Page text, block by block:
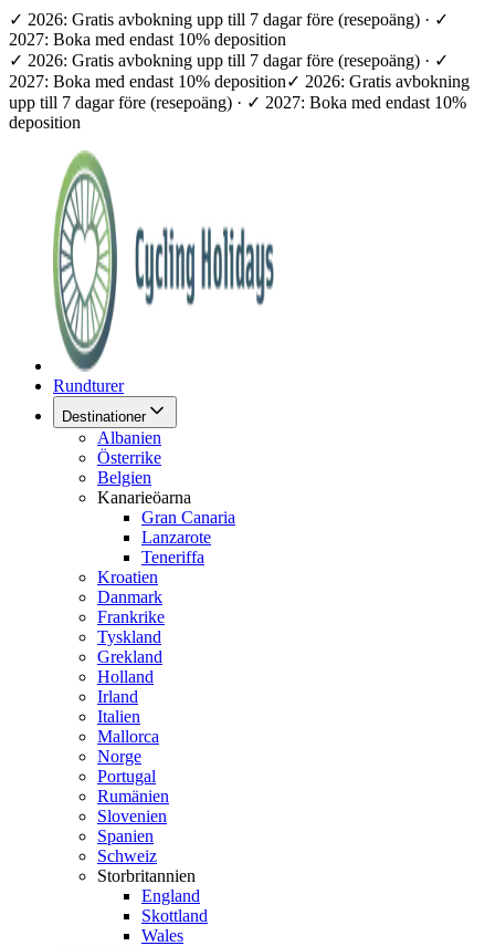
✓ 2026: Gratis avbokning upp till 7 dagar före (resepoäng) · ✓
2027: Boka med endast 10% deposition
✓ 2026: Gratis avbokning upp till 7 dagar före (resepoäng) · ✓
2027: Boka med endast 10% deposition✓ 2026: Gratis avbokning
upp till 7 dagar före (resepoäng) · ✓ 2027: Boka med endast 10%
deposition
Rundturer
Destinationer
Albanien
Österrike
Belgien
Kanarieöarna
Gran Canaria
Lanzarote
Teneriffa
Kroatien
Danmark
Frankrike
Tyskland
Grekland
Holland
Irland
Italien
Mallorca
Norge
Portugal
Rumänien
Slovenien
Spanien
Schweiz
Storbritannien
England
Skottland
Wales